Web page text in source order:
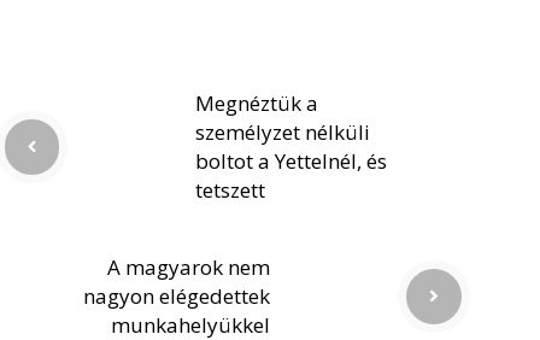
Megnéztük a
személyzet nélküli
boltot a Yettelnél, és
tetszett
A magyarok nem
nagyon elégedettek
munkahelyükkel